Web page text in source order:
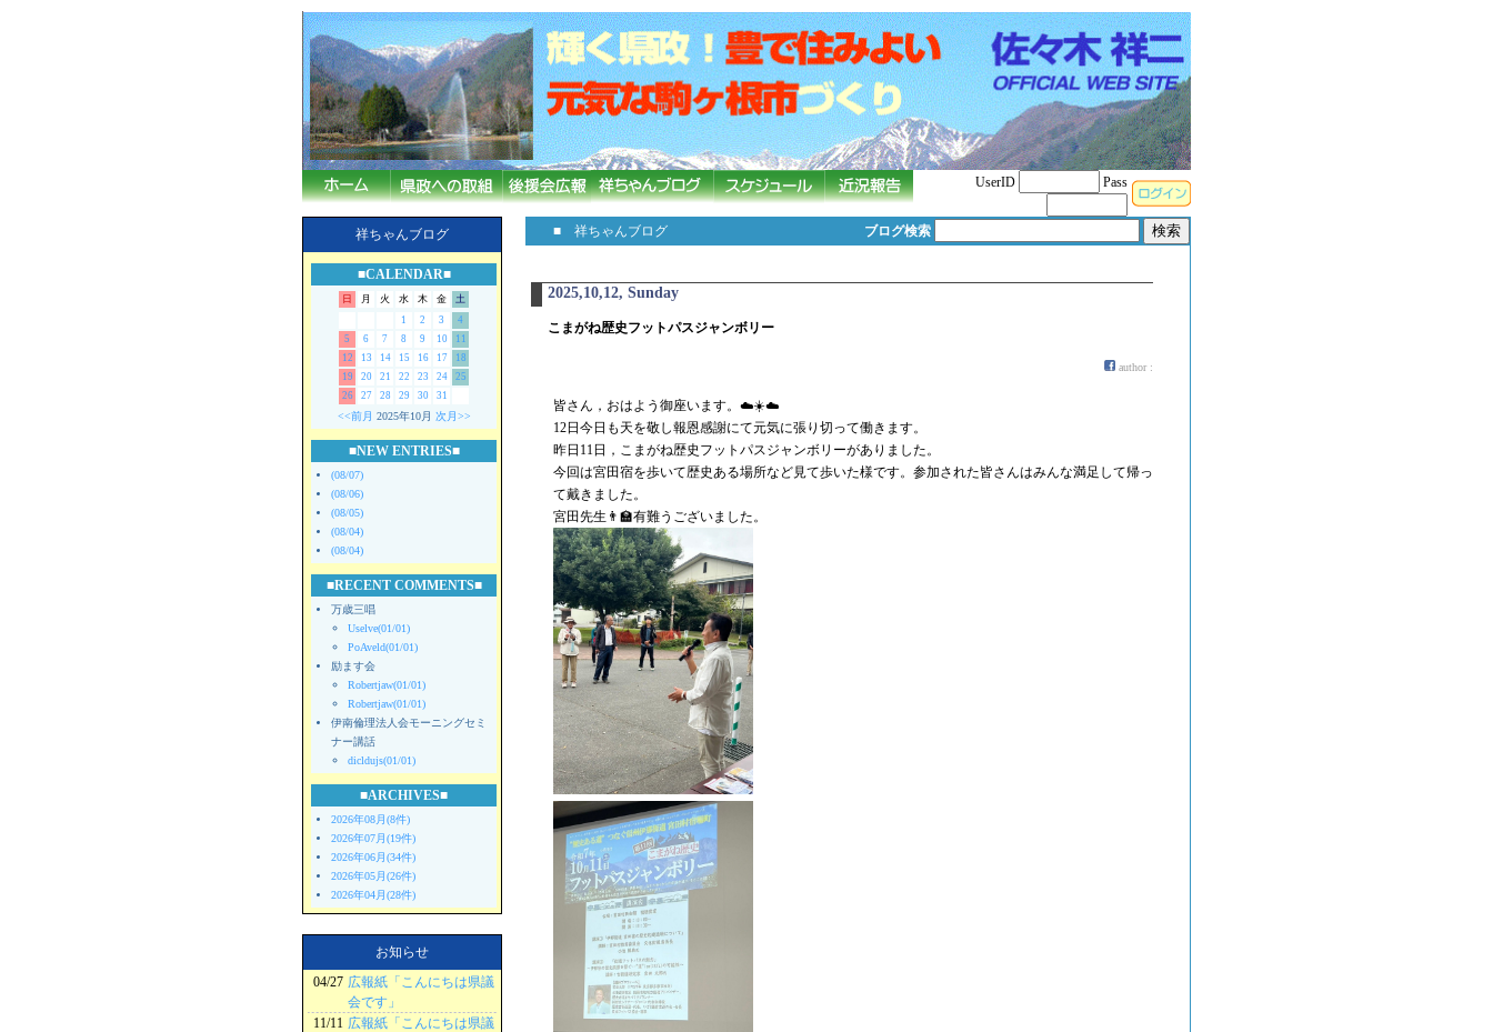
UserID Pass
祥ちゃんブログ
■CALENDAR■
日 月 火 水 木 金
土
1
2 3
4
5
6 7 8 9 10
11
12
13 14 15 16 17
18
19
20 21 22 23 24
25
26
27 28 29 30 31
<<前月 2025年10月 次月>>
■NEW ENTRIES■
(08/07)
(08/06)
(08/05)
(08/04)
(08/04)
■RECENT COMMENTS■
万歳三唱
Uselve(01/01)
PoAveld(01/01)
励ます会
Robertjaw(01/01)
Robertjaw(01/01)
伊南倫理法人会モーニングセミ
ナー講話
dicldujs(01/01)
■ARCHIVES■
2026年08月(8件)
2026年07月(19件)
2026年06月(34件)
2026年05月(26件)
2026年04月(28件)
お知らせ
04/27 広報紙「こんにちは県議
会です」
11/11 広報紙「こんにちは県議
■ 祥ちゃんブログ ブログ検索
2025,10,12, Sunday
こまがね歴史フットパスジャンボリー
author :
皆さん，おはよう御座います。☁️☀️☁️
12日今日も天を敬し報恩感謝にて元気に張り切って働きます。
昨日11日，こまがね歴史フットパスジャンボリーがありました。
今回は宮田宿を歩いて歴史ある場所など見て歩いた様です。参加された皆さんはみんな満足して帰っ
て戴きました。
宮田先生👨‍🏫有難うございました。